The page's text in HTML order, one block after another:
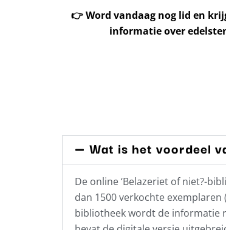
👉Word vandaag nog lid en
informatie over
Wat is het voordeel
De online ‘Belazeriet of niet?-
dan 1500 verkochte
bibliotheek wordt de informatie